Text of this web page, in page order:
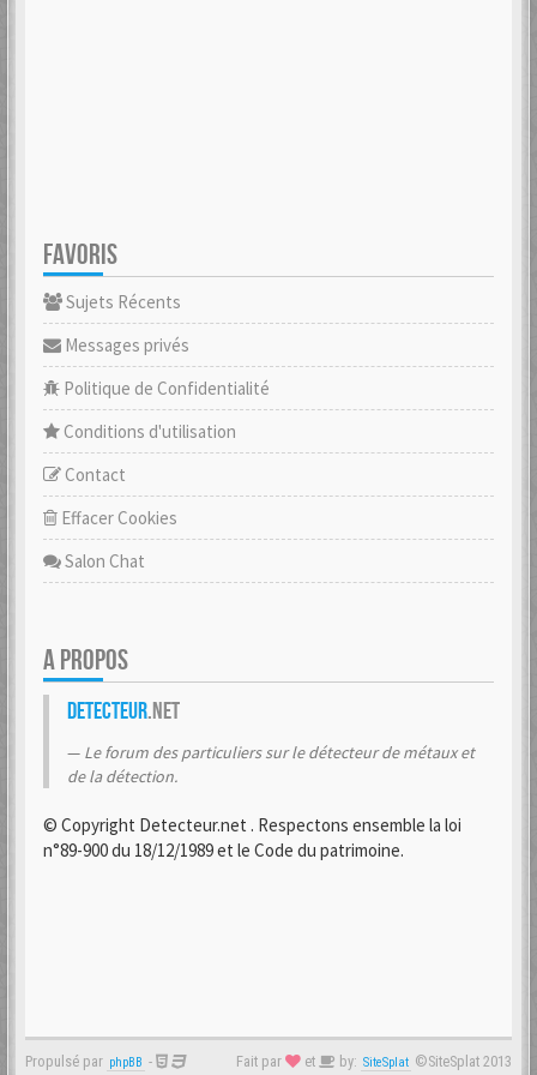
FAVORIS
Sujets Récents
Messages privés
Politique de Confidentialité
Conditions d'utilisation
Contact
Effacer Cookies
Salon Chat
A PROPOS
Detecteur.net
Le forum des particuliers sur le détecteur de métaux et
de la détection.
© Copyright Detecteur.net . Respectons ensemble la loi
n°89-900 du 18/12/1989 et le Code du patrimoine.
Propulsé par phpBB - Fait par et by: SiteSplat ©SiteSplat 2013